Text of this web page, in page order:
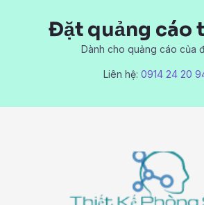
Đặt quảng cáo
Dành cho quảng cáo của
Liên hệ: 0914 24 20